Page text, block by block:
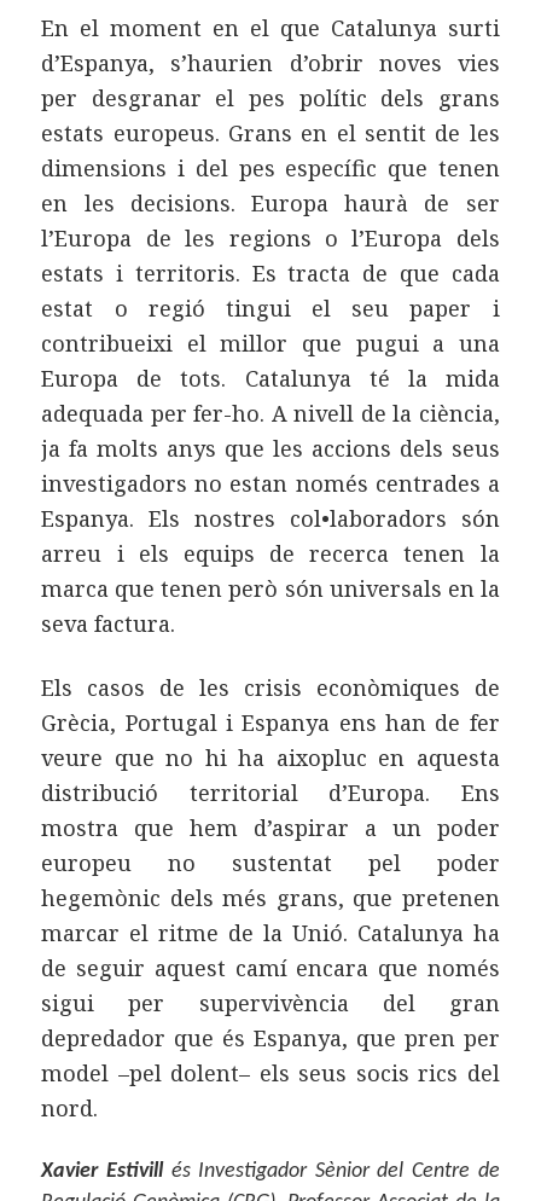
En el moment en el que Catalunya surti
d’Espanya, s’haurien d’obrir noves vies
per desgranar el pes polític dels grans
estats europeus. Grans en el sentit de les
dimensions i del pes específic que tenen
en les decisions. Europa haurà de ser
l’Europa de les regions o l’Europa dels
estats i territoris. Es tracta de que cada
estat o regió tingui el seu paper i
contribueixi el millor que pugui a una
Europa de tots. Catalunya té la mida
adequada per fer-ho. A nivell de la ciència,
ja fa molts anys que les accions dels seus
investigadors no estan només centrades a
Espanya. Els nostres col•laboradors són
arreu i els equips de recerca tenen la
marca que tenen però són universals en la
seva factura.
Els casos de les crisis econòmiques de
Grècia, Portugal i Espanya ens han de fer
veure que no hi ha aixopluc en aquesta
distribució territorial d’Europa. Ens
mostra que hem d’aspirar a un poder
europeu no sustentat pel poder
hegemònic dels més grans, que pretenen
marcar el ritme de la Unió. Catalunya ha
de seguir aquest camí encara que només
sigui per supervivència del gran
depredador que és Espanya, que pren per
model –pel dolent– els seus socis rics del
nord.
Xavier Estivill és Investigador Sènior del Centre de